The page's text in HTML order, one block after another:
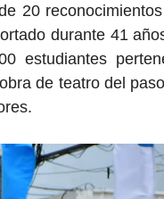
20
durante 41
estudiantes
de teatro del